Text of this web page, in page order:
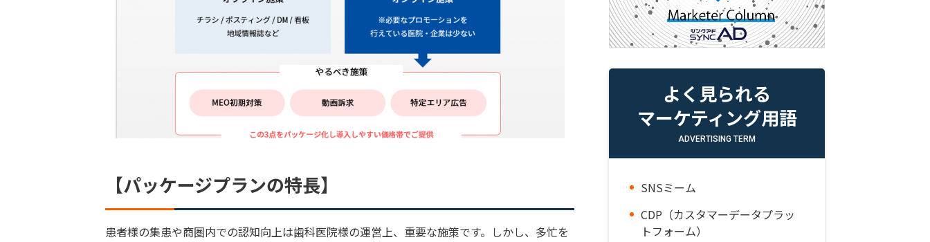
【パッケージプランの特長】
患者様の集患や商圏内での認知向上は歯科医院様の運営上、重要な施策です。しかし、多忙を
よく見られる
マーケティング用語
ADVERTISING TERM
SNSミーム
CDP（カスタマーデータプラッ
トフォーム）